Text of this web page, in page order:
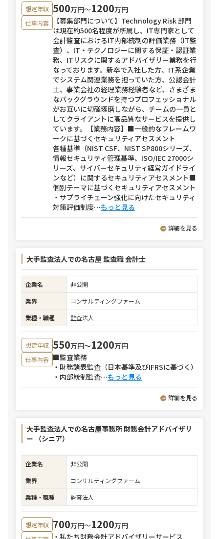
想定年収 500万円〜1200万円
仕事内容
【募集部門について】Technology Risk 部門
は現在約500名程度が所属し、IT専門家として
会計監査におけるIT内部統制の評価業務（IT監
査）、IT・テクノロジーに関する保証・認証業
務、ITリスクに関するアドバイザリー業務を行
なっております。新卒で入社した方、IT系企業
でシステム関連業務を担っていた方、公認会計
士、事業会社の経理業務経験者など、さまざま
なバックグラウンドを持つプロフェッショナル
がお互いに切磋琢磨しながら、チームの一員と
してクライアントに高品質なサービスを提供し
ています。【業務内容】■一般的なフレームワ
ークに基づくセキュリティアセスメント
各種基準（NIST CSF、NIST SP800シリーズ、
情報セキュリティ管理基準、ISO/IEC 27000シ
リーズ、サイバーセキュリティ経営ガイドライ
ンなど）に関するセキュリティアセスメント■
個別テーマに基づくセキュリティアセスメント
・サプライチェーン強化に向けたセキュリティ
対策評価制度⋯もっと見る
詳細を見る
大手監査法人での名古屋 監査職 会計士
企業名
非公開
業界
コンサルティングファーム
業種・職種
監査法人
想定年収 550万円〜1200万円
仕事内容 ■監査業務
・財務諸表監査（日本基準及びIFRSに基づく）
・内部統制監査⋯もっと見る
詳細を見る
大手監査法人での名古屋事務所 財務会計アドバイザリ
ー （シニア）
企業名
非公開
業界
コンサルティングファーム
業種・職種
監査法人
想定年収 700万円〜1200万円
・私たち財務会計アドバイザリーサービス